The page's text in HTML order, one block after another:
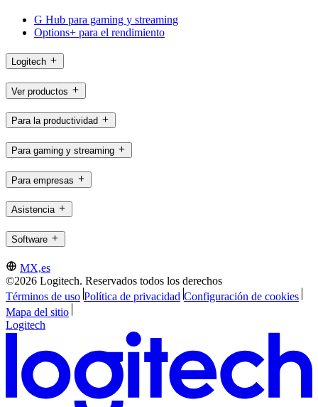
G Hub para gaming y streaming
Options+ para el rendimiento
Logitech
Ver productos
Para la productividad
Para gaming y streaming
Para empresas
Asistencia
Software
MX,es
©2026 Logitech. Reservados todos los derechos
Términos de uso Política de privacidad Configuración de cookies
Mapa del sitio
Logitech